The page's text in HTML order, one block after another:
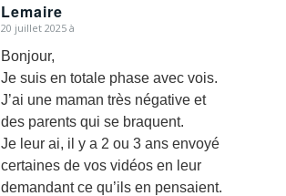
Lemaire
dit
20 juillet 2025 à
Bonjour,
Je suis en totale phase avec vois.
J’ai une maman très négative et
des parents qui se braquent.
Je leur ai, il y a 2 ou 3 ans envoyé
certaines de vos vidéos en leur
demandant ce qu’ils en pensaient.